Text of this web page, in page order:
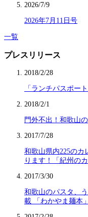
2026/7/9
2026年7月11日号
一覧
プレスリリース
2018/2/28
「ランチパスポー
2018/2/1
門外不出！和歌山
2017/7/28
和歌山県内225のカ
ります！「紀州の
2017/3/30
和歌山のパスタ、
載 「わかやま麺本